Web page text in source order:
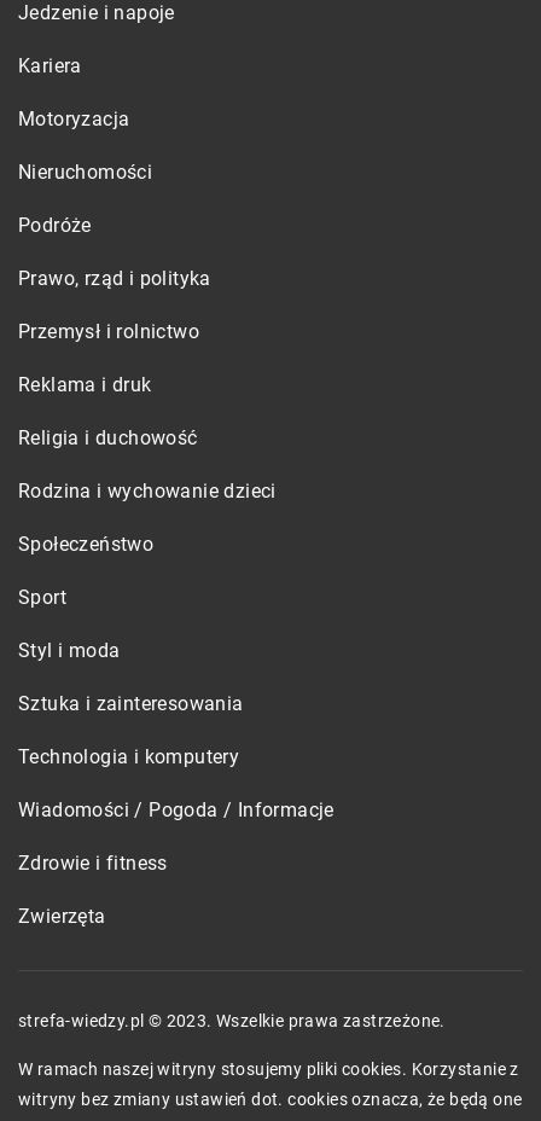
Jedzenie i napoje
Kariera
Motoryzacja
Nieruchomości
Podróże
Prawo, rząd i polityka
Przemysł i rolnictwo
Reklama i druk
Religia i duchowość
Rodzina i wychowanie dzieci
Społeczeństwo
Sport
Styl i moda
Sztuka i zainteresowania
Technologia i komputery
Wiadomości / Pogoda / Informacje
Zdrowie i fitness
Zwierzęta
strefa-wiedzy.pl © 2023. Wszelkie prawa zastrzeżone.
W ramach naszej witryny stosujemy pliki cookies. Korzystanie z
witryny bez zmiany ustawień dot. cookies oznacza, że będą one